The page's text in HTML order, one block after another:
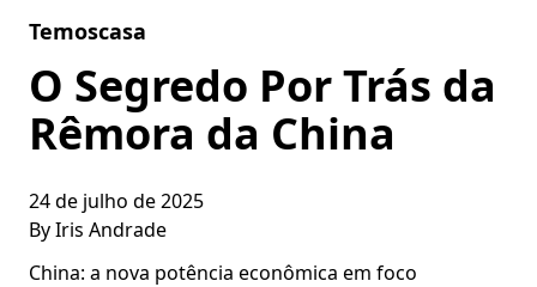
Temoscasa
O Segredo Por Trás da
Rêmora da China
24 de julho de 2025
ByIris Andrade
China: a nova potência econômica em foco